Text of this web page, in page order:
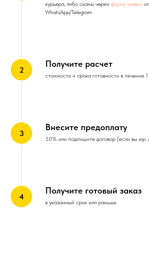
курьера, либо сканы через форму заявки
WhatsApp/Telegram
Получите расчет
стоимости и срока готовности в течение
Внесите предоплату
50% или подпишите договор (если вы юр.
Получите готовый заказ
в указанный срок или раньше